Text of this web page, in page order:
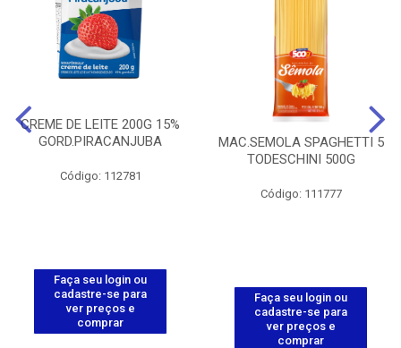
CREME DE LEITE 200G 15%
GORD.PIRACANJUBA
Código: 112781
Faça seu login ou
cadastre-se para
ver preços e
comprar
MAC.SEMOLA SPAGHETTI 5
TODESCHINI 500G
Código: 111777
Faça seu login ou
cadastre-se para
ver preços e
comprar